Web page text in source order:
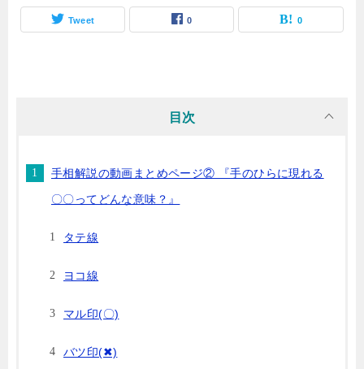
Tweet 0 0
目次
手相解説の動画まとめページ② 『手のひらに現れる
〇〇ってどんな意味？』
タテ線
ヨコ線
マル印(〇)
バツ印(✖)